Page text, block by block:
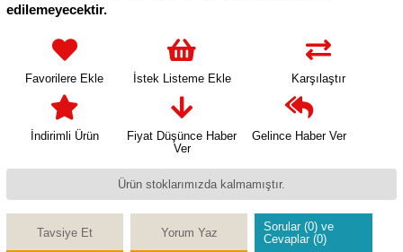
edilemeyecektir.
Favorilere Ekle İstek Listeme Ekle Karşılaştır
İndirimli Ürün
Fiyat Düşünce Haber
Ver
Gelince Haber Ver
Ürün stoklarımızda kalmamıştır.
Tavsiye Et Yorum Yaz
Sorular (0) ve
Cevaplar (0)